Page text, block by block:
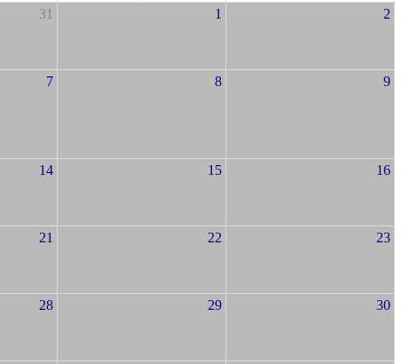
31 1 2
7 8 9
14 15 16
21 22 23
28 29 30